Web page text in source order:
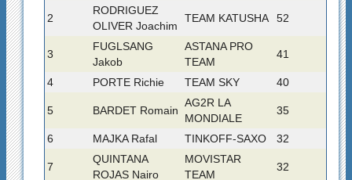
2
RODRIGUEZ
OLIVER Joachim
TEAM KATUSHA 52
3
FUGLSANG
Jakob
ASTANA PRO
TEAM
41
4 PORTE Richie TEAM SKY 40
5 BARDET Romain
AG2R LA
MONDIALE
35
6 MAJKA Rafal TINKOFF-SAXO 32
7
QUINTANA
ROJAS Nairo
MOVISTAR
TEAM
32